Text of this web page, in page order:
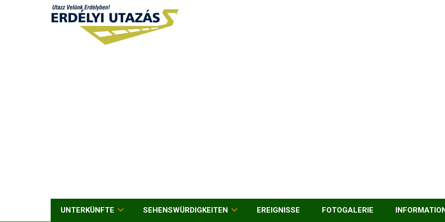
UNTERKÜNFTE SEHENSWÜRDIGKEITEN EREIGNISSE FOTOGALERIE